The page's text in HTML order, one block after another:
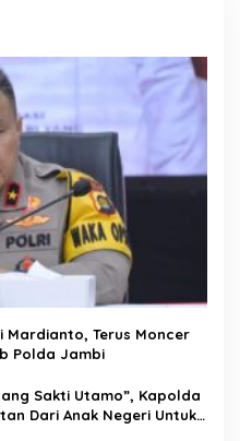
Mardianto, Terus Moncer
Polda Jambi
Sakti Utamo”, Kapolda
Dari Anak Negeri Untuk